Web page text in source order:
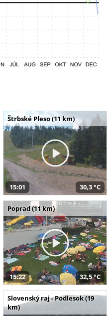
Štrbské Pleso (11 km)
15:01 30,3 °C
Poprad (11 km)
15:22 32,5 °C
Slovenský raj - Podlesok (19
km)